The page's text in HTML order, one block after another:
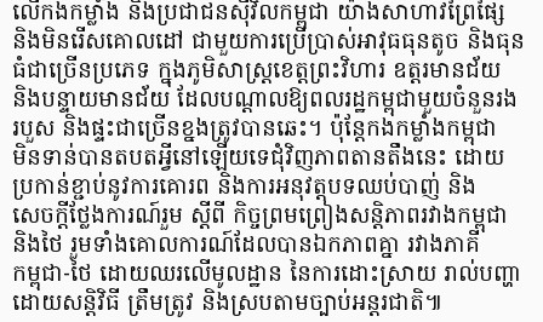
លើកងកម្លាំង និងប្រជាជនស៊ីវិលកម្ពុជា យ៉ាងសាហាវព្រៃផ្សៃ
និងមិនរើសគោលដៅ ជាមួយការប្រើប្រាស់អាវុធធុនតូច និងធុន
ធំជាច្រើនប្រភេទ ក្នុងភូមិសាស្រ្តខេត្តព្រះវិហារ ឧត្តរមានជ័យ
និងបន្ទាយមានជ័យ ដែលបណ្តាលឱ្យពលរដ្ឋកម្ពុជាមួយចំនួនរង
របួស និងផ្ទះជាច្រើនខ្នងត្រូវបានឆេះ។ ប៉ុន្តែកងកម្លាំងកម្ពុជា
មិនទាន់បានតបតអ្វីនៅឡើយទេជុំវិញភាពតានតឹងនេះ ដោយ
ប្រកាន់ខ្ជាប់នូវការគោរព និងការអនុវត្តបទឈប់បាញ់ និង
សេចក្តីថ្លែងការណ៍រួម ស្តីពី កិច្ចព្រមព្រៀងសន្តិភាពរវាងកម្ពុជា
និងថៃ រួមទាំងគោលការណ៍ដែលបានឯកភាពគ្នា រវាងភាគី
កម្ពុជា-ថៃ ដោយឈរលើមូលដ្ឋាន នៃការដោះស្រាយ រាល់បញ្ហា
ដោយសន្តិវិធី ត្រឹមត្រូវ និងស្របតាមច្បាប់អន្តរជាតិ៕